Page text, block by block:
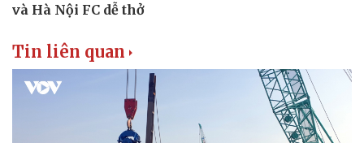
Tin liên quan